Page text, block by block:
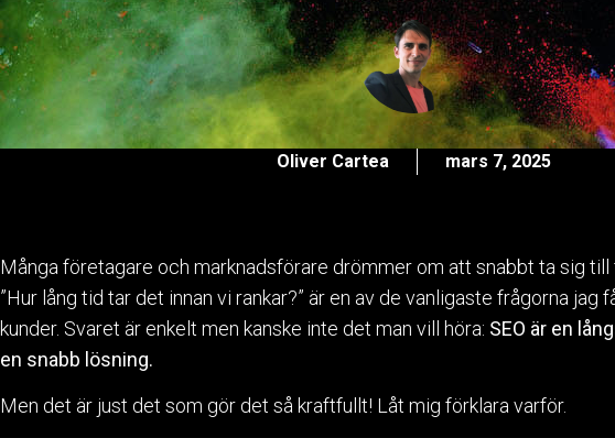
Oliver Cartea mars 7, 2025
Många företagare och marknadsförare drömmer om att snabbt ta sig till
”Hur lång tid tar det innan vi rankar?” är en av de vanligaste frågorna jag
kunder. Svaret är enkelt men kanske inte det man vill höra: SEO är en
en snabb lösning.
Men det är just det som gör det så kraftfullt! Låt mig förklara varför.